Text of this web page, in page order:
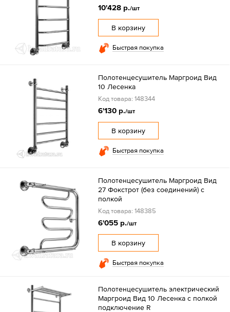
10'428 р./шт
В корзину
Быстрая покупка
Полотенцесушитель Маргроид Вид
10 Лесенка
Код товара: 148344
6'130 р./шт
В корзину
Быстрая покупка
Полотенцесушитель Маргроид Вид
27 Фокстрот (без соединений) с
полкой
Код товара: 148385
6'055 р./шт
В корзину
Быстрая покупка
Полотенцесушитель электрический
Маргроид Вид 10 Лесенка с полкой
подключение R